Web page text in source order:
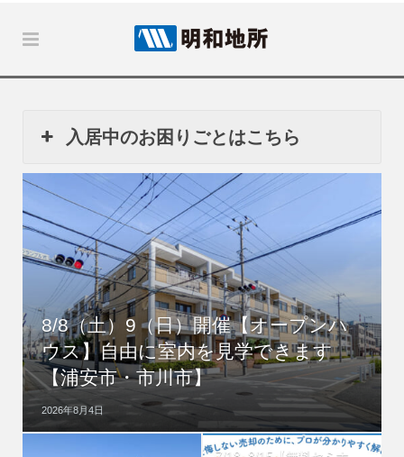
入居中のお困りごとはこちら
8/8（土）9（日）開催【オープンハ
ウス】自由に室内を見学できます
【浦安市・市川市】
2026年8月4日